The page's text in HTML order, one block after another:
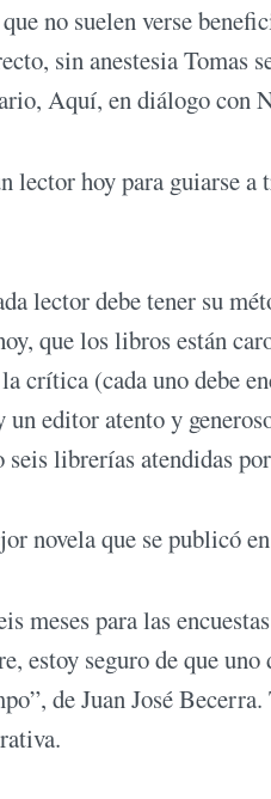
no suelen verse
sin anestesia Tomas
Aquí, en diálogo con
lector hoy para guiarse
lector debe tener su
que los libros están
crítica (cada uno debe
un editor atento y
librerías atendidas
novela que se publicó
meses para las
estoy seguro de que
de Juan José